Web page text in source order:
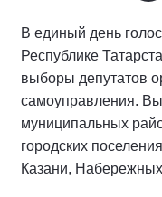
В единый день
Республике
выборы депутатов
самоуправления.
муниципальных
городских
Казани,